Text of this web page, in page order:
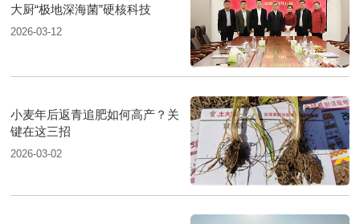
大厨“极地深海菌”硬核科技
2026-03-12
小麦年后返青追肥如何高产？关
键在这三招
2026-03-02